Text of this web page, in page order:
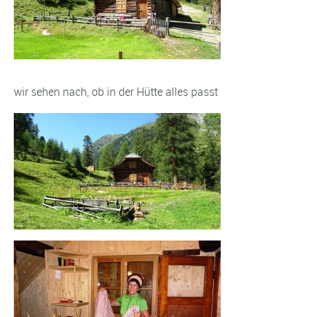
wir sehen nach, ob in der Hütte alles passt